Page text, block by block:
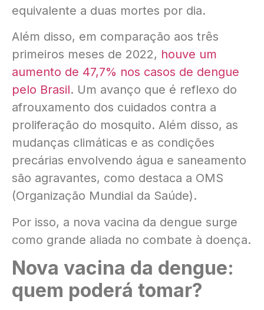
equivalente a duas mortes por dia.
Além disso, em comparação aos três
primeiros meses de 2022, houve um
aumento de 47,7% nos casos de dengue
pelo Brasil. Um avanço que é reflexo do
afrouxamento dos cuidados contra a
proliferação do mosquito. Além disso, as
mudanças climáticas e as condições
precárias envolvendo água e saneamento
são agravantes, como destaca a OMS
(Organização Mundial da Saúde).
Por isso, a nova vacina da dengue surge
como grande aliada no combate à doença.
Nova vacina da dengue:
quem poderá tomar?